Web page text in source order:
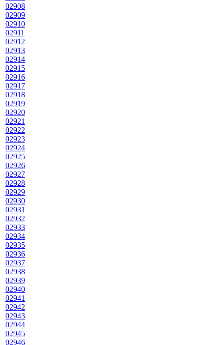
02908
02909
02910
02911
02912
02913
02914
02915
02916
02917
02918
02919
02920
02921
02922
02923
02924
02925
02926
02927
02928
02929
02930
02931
02932
02933
02934
02935
02936
02937
02938
02939
02940
02941
02942
02943
02944
02945
02946